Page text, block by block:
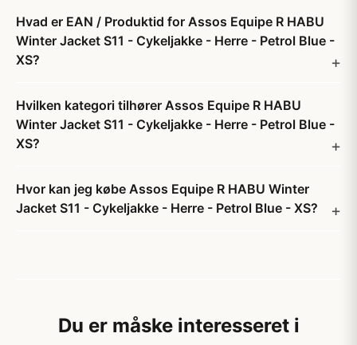
Hvad er EAN / Produktid for Assos Equipe R HABU
Winter Jacket S11 - Cykeljakke - Herre - Petrol Blue -
XS?
Hvilken kategori tilhører Assos Equipe R HABU
Winter Jacket S11 - Cykeljakke - Herre - Petrol Blue -
XS?
Hvor kan jeg købe Assos Equipe R HABU Winter
Jacket S11 - Cykeljakke - Herre - Petrol Blue - XS?
Du er måske interesseret i